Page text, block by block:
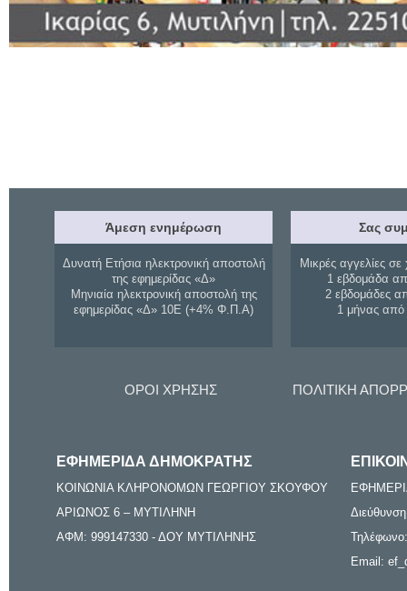
Άμεση ενημέρωση
Δυνατή Ετήσια ηλεκτρονική αποστολή
της εφημερίδας «Δ»
Μηνιαία ηλεκτρονική αποστολή της
εφημερίδας «Δ» 10Ε (+4% Φ.Π.Α)
Σας
Μικρές αγγελίες σε
1 εβδομάδα
2 εβδομάδες
1 μήνας
ΟΡΟΙ ΧΡΗΣΗΣ ΠΟΛΙΤΙΚΗ
ΕΦΗΜΕΡΙΔΑ ΔΗΜΟΚΡΑΤΗΣ
ΚΟΙΝΩΝΙΑ ΚΛΗΡΟΝΟΜΩΝ ΓΕΩΡΓΙΟΥ ΣΚΟΥΦΟΥ
ΑΡΙΩΝΟΣ 6 – ΜΥΤΙΛΗΝΗ
ΑΦΜ: 999147330 - ΔΟΥ ΜΥΤΙΛΗΝΗΣ
Email: